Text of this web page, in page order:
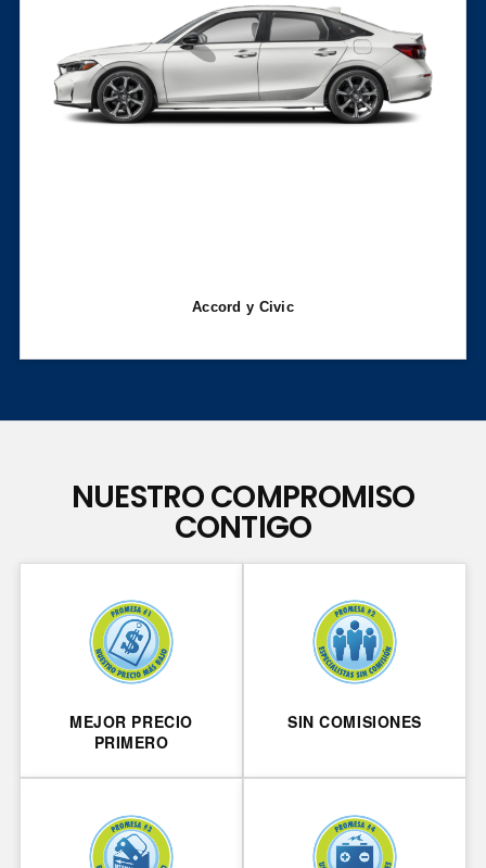
Accord y Civic
NUESTRO COMPROMISO
CONTIGO
MEJOR PRECIO
PRIMERO
SIN COMISIONES